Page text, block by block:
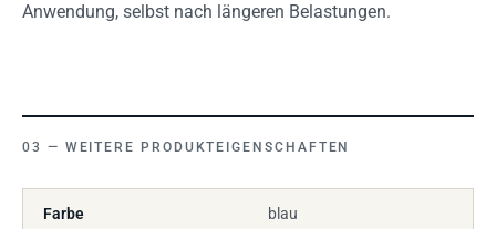
Anwendung, selbst nach längeren Belastungen.
WEITERE PRODUKTEIGENSCHAFTEN
Farbe blau